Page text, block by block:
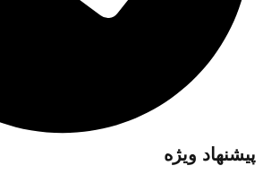
پیشنهاد ویژه